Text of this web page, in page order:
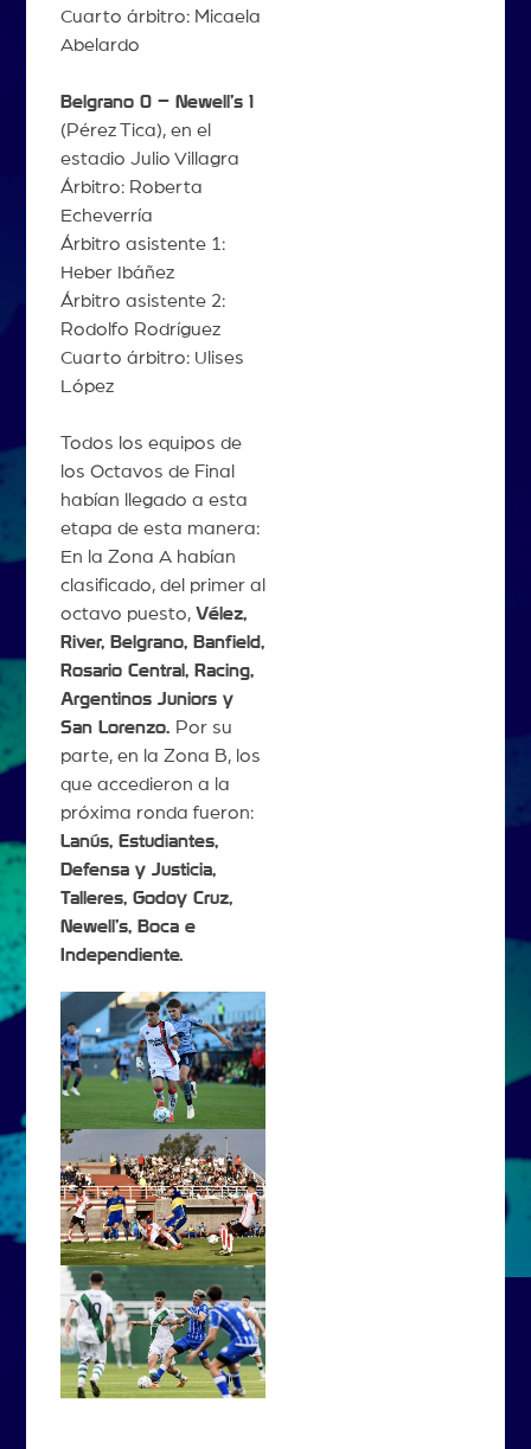
Cuarto árbitro: Micaela
Abelardo
Belgrano 0 – Newell’s 1
(Pérez Tica), en el
estadio Julio Villagra
Árbitro: Roberta
Echeverría
Árbitro asistente 1:
Heber Ibáñez
Árbitro asistente 2:
Rodolfo Rodríguez
Cuarto árbitro: Ulises
López
Todos los equipos de
los Octavos de Final
habían llegado a esta
etapa de esta manera:
En la Zona A habían
clasificado, del primer al
octavo puesto, Vélez,
River, Belgrano, Banfield,
Rosario Central, Racing,
Argentinos Juniors y
San Lorenzo. Por su
parte, en la Zona B, los
que accedieron a la
próxima ronda fueron:
Lanús, Estudiantes,
Defensa y Justicia,
Talleres, Godoy Cruz,
Newell’s, Boca e
Independiente.